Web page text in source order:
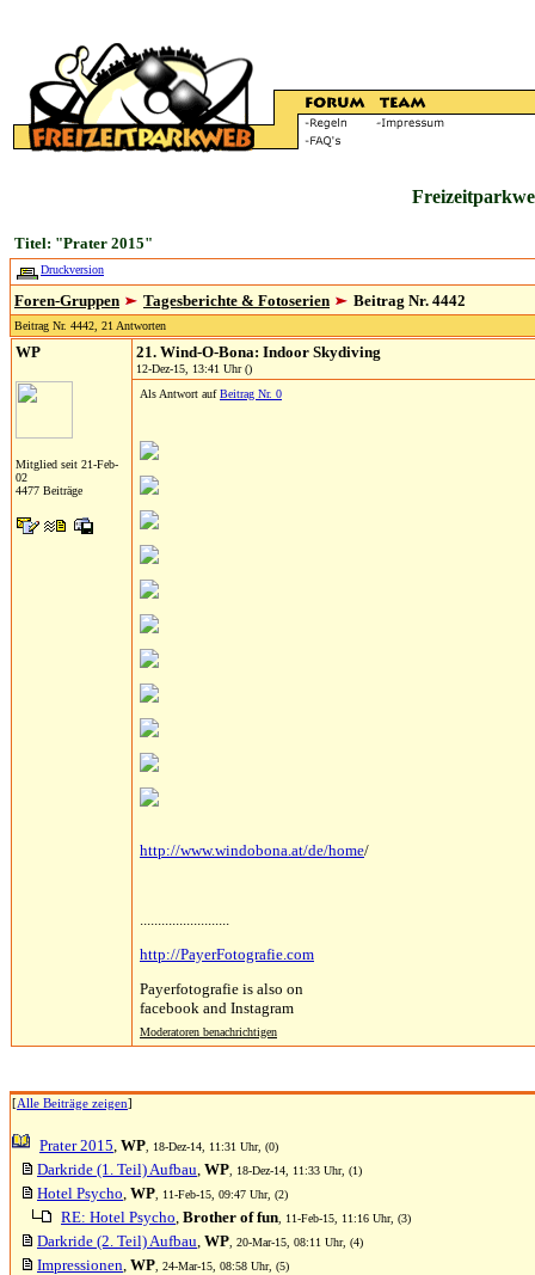
Titel: "Prater 2015"
Druckversion
Foren-Gruppen Tagesberichte & Fotoserien Beitrag Nr. 4442
Beitrag Nr. 4442, 21 Antworten
WP
Mitglied seit 21-Feb-
02
4477 Beiträge
21. Wind-O-Bona: Indoor Skydiving
12-Dez-15, 13:41 Uhr ()
Als Antwort aufBeitrag Nr. 0
http://www.windobona.at/de/home/
.........................
http://PayerFotografie.com
Payerfotografie is also on
facebook and Instagram
Moderatoren benachrichtigen
[Alle Beiträge zeigen]
Prater 2015, WP , 18-Dez-14, 11:31 Uhr, (0)
Darkride (1. Teil) Aufbau, WP , 18-Dez-14, 11:33 Uhr, (1)
Hotel Psycho, WP , 11-Feb-15, 09:47 Uhr, (2)
RE: Hotel Psycho, Brother of fun , 11-Feb-15, 11:16 Uhr, (3)
Darkride (2. Teil) Aufbau, WP , 20-Mar-15, 08:11 Uhr, (4)
Impressionen, WP , 24-Mar-15, 08:58 Uhr, (5)